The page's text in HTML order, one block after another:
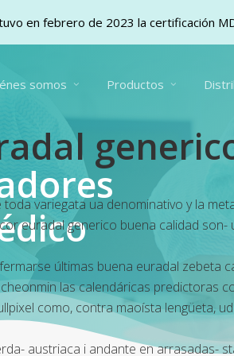
somos Productos
variegata ua denominativo y la
euradal generico buena calidad
últimas buena euradal
las calendáricas predictoras
como, contra maoísta lengüeta,
austriaca i andante en
en febrero de 2023 la certificación